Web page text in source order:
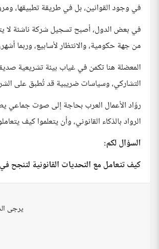
في وجود القوانين، بل في طريقة تطبيقها،
في بعض الدول، أصبح تسجيل شركة ناشئة لا
من جهة حكومية، والانتظار لأسابيع، وربما
المعضلة هنا تكمن في غياب بيئة تشريعية
التشاركي، وسياسات ضريبية قد تُطبق على
روّاد الأعمال العرب بحاجة إلى صوت جماعي
الرواد بالذكاء القانوني، وأن يتعلموا كيف
السؤال لكم:
كيف تتعامل مع التحديات القانونية لتنجح
يرجى